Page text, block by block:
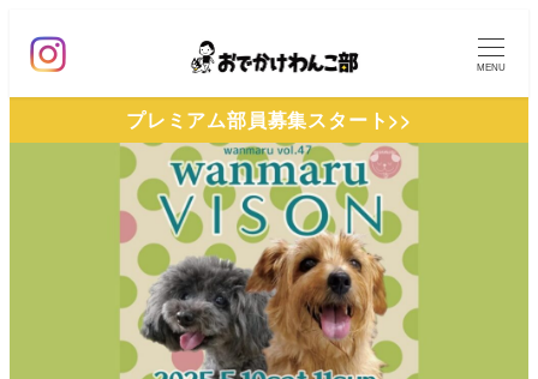
ン
MENU
プレミアム部員募集スタート>>